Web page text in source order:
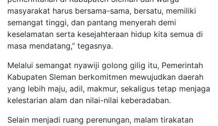
masyarakat harus bersama-sama, bersatu, memiliki
semangat tinggi, dan pantang menyerah demi
keselamatan serta kesejahteraan hidup kita semua di
masa mendatang,” tegasnya.
Melalui semangat nyawiji golong gilig itu, Pemerintah
Kabupaten Sleman berkomitmen mewujudkan daerah
yang lebih maju, adil, makmur, sekaligus tetap menjaga
kelestarian alam dan nilai-nilai keberadaban.
Selain menjadi ruang perenungan, malam tirakatan